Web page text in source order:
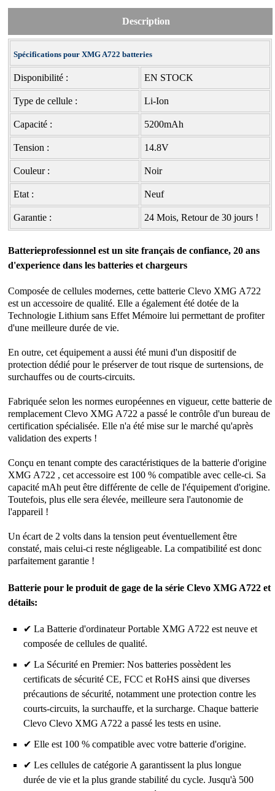
Description
Spécifications pour XMG A722 batteries
Disponibilité : EN STOCK
Type de cellule : Li-Ion
Capacité : 5200mAh
Tension : 14.8V
Couleur : Noir
Etat : Neuf
Garantie : 24 Mois, Retour de 30 jours !
Batterieprofessionnel est un site français de confiance, 20 ans
d'experience dans les batteries et chargeurs
Composée de cellules modernes, cettebatterie Clevo XMG A722
est un accessoire de qualité. Elle a également été dotée de la
Technologie Lithium sans Effet Mémoire lui permettant de profiter
d'une meilleure durée de vie.
En outre, cet équipement a aussi été muni d'un dispositif de
protection dédié pour le préserver de tout risque de surtensions, de
surchauffes ou de courts-circuits.
Fabriquée selon les normes européennes en vigueur, cette batterie de
remplacement Clevo XMG A722 a passé le contrôle d'un bureau de
certification spécialisée. Elle n'a été mise sur le marché qu'après
validation des experts !
Conçu en tenant compte des caractéristiques de la batterie d'origine
XMG A722 , cet accessoire est 100 % compatible avec celle-ci. Sa
capacité mAh peut être différente de celle de l'équipement d'origine.
Toutefois, plus elle sera élevée, meilleure sera l'autonomie de
l'appareil !
Un écart de 2 volts dans la tension peut éventuellement être
constaté, mais celui-ci reste négligeable. La compatibilité est donc
parfaitement garantie !
Batterie pour le produit de gage de la série Clevo XMG A722 et
détails:
✔ La Batterie d'ordinateur Portable XMG A722 est neuve et
composée de cellules de qualité.
✔ La Sécurité en Premier: Nos batteries possèdent les
certificats de sécurité CE, FCC et RoHS ainsi que diverses
précautions de sécurité, notamment une protection contre les
courts-circuits, la surchauffe, et la surcharge. Chaque batterie
Clevo Clevo XMG A722 a passé les tests en usine.
✔ Elle est 100 % compatible avec votre batterie d'origine.
✔ Les cellules de catégorie A garantissent la plus longue
durée de vie et la plus grande stabilité du cycle. Jusqu'à 500